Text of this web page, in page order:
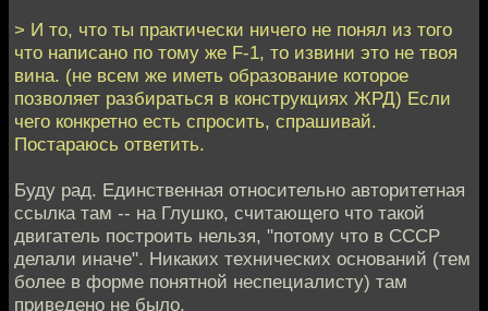
> И то, что ты практически ничего не понял из того
что написано по тому же F-1, то извини это не твоя
вина. (не всем же иметь образование которое
позволяет разбираться в конструкциях ЖРД) Если
чего конкретно есть спросить, спрашивай.
Постараюсь ответить.
Буду рад. Единственная относительно авторитетная
ссылка там -- на Глушко, считающего что такой
двигатель построить нельзя, "потому что в СССР
делали иначе". Никаких технических оснований (тем
более в форме понятной неспециалисту) там
приведено не было.